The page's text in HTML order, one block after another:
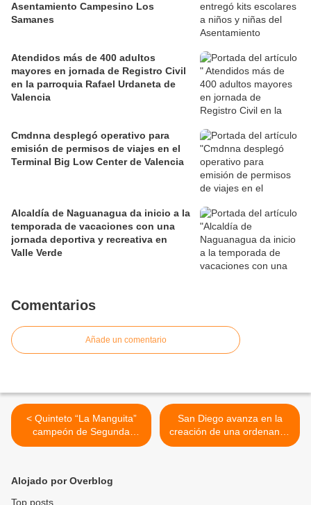
Asentamiento Campesino Los
Samanes
Atendidos más de 400 adultos
mayores en jornada de Registro Civil
en la parroquia Rafael Urdaneta de
Valencia
Cmdnna desplegó operativo para
emisión de permisos de viajes en el
Terminal Big Low Center de Valencia
Alcaldía de Naguanagua da inicio a la
temporada de vacaciones con una
jornada deportiva y recreativa en
Valle Verde
Comentarios
Añade un comentario
< Quinteto “La Manguita”
campeón de Segunda
Categoría de la Liga de
San Diego avanza en la
creación de una ordenanza
para la protección de la
Alojado por Overblog
Top posts